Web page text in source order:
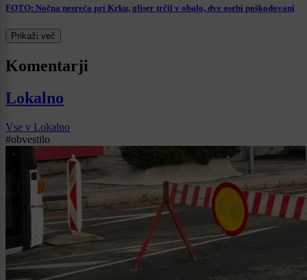
FOTO: Nočna nesreča pri Krku, gliser trčil v obalo, dve osebi poškodovani
Prikaži več
Komentarji
Lokalno
Vse v Lokalno
#obvestilo